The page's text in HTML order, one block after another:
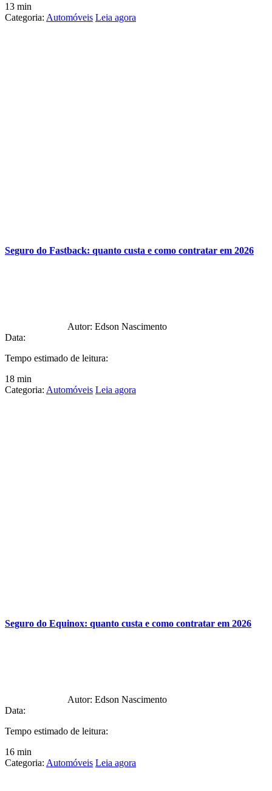
13 min
Categoria: Automóveis Leia agora
Seguro do Fastback: quanto custa e como contratar em 2026
Autor: Edson Nascimento
Data:
Tempo estimado de leitura:
18 min
Categoria: Automóveis Leia agora
Seguro do Equinox: quanto custa e como contratar em 2026
Autor: Edson Nascimento
Data:
Tempo estimado de leitura:
16 min
Categoria: Automóveis Leia agora